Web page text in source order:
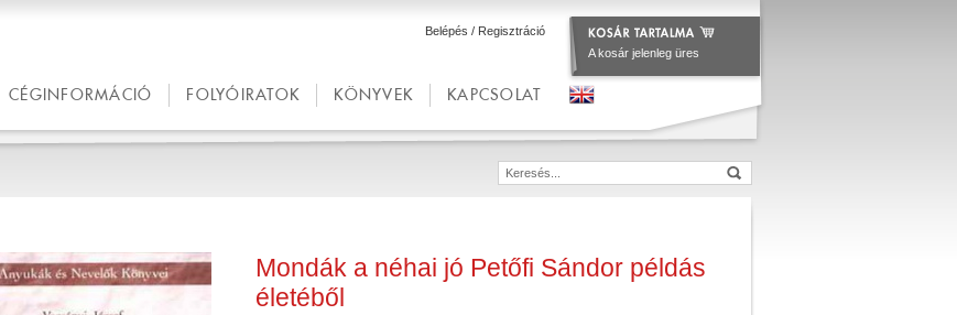
Belépés / Regisztráció
A kosár jelenleg üres
CÉGINFORMÁCIÓ FOLYÓIRATOK KÖNYVEK KAPCSOLAT
Mondák a néhai jó Petőfi Sándor példás
életéből